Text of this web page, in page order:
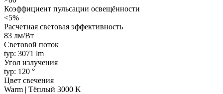
Коэффициент пульсации освещённости
<5%
Расчетная световая эффективность
83 лм/Вт
Световой поток
typ: 3071 lm
Угол излучения
typ: 120 °
Цвет свечения
Warm | Тёплый 3000 K